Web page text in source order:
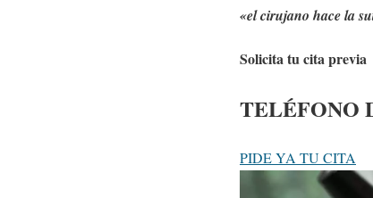
«el cirujano hace la
Solicita tu cita previa
TELÉFONO
PIDE YA TU CITA